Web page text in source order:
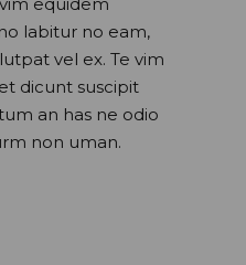
labitur no eam,
vel ex. Te vim
dicunt suscipit
an has ne odio
non uman.